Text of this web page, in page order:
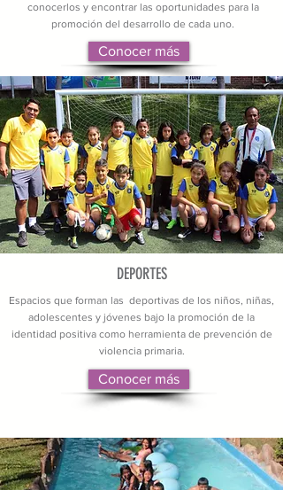
conocerlos y encontrar las oportunidades para la
promoción del desarrollo de cada uno.
Conocer más
DEPORTES
Espacios que forman las deportivas de los niños, niñas,
adolescentes y jóvenes bajo la promoción de la
identidad positiva como herramienta de prevención de
violencia primaria.
Conocer más